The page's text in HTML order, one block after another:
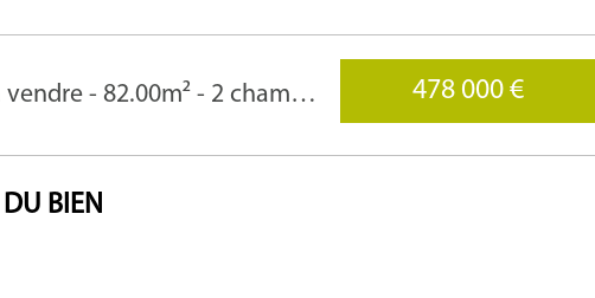
Appartement à vendre - 82.00m² - 2 chambre(s) 478 000 €
DU BIEN